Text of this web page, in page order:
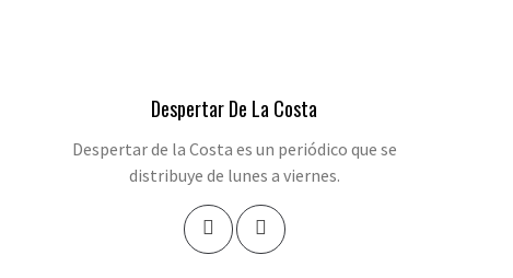
Despertar De La Costa
Despertar de la Costa es un periódico que se
distribuye de lunes a viernes.